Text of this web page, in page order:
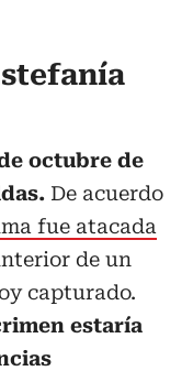
octubre de
De acuerdo
fue atacada
de un
capturado.
estaría